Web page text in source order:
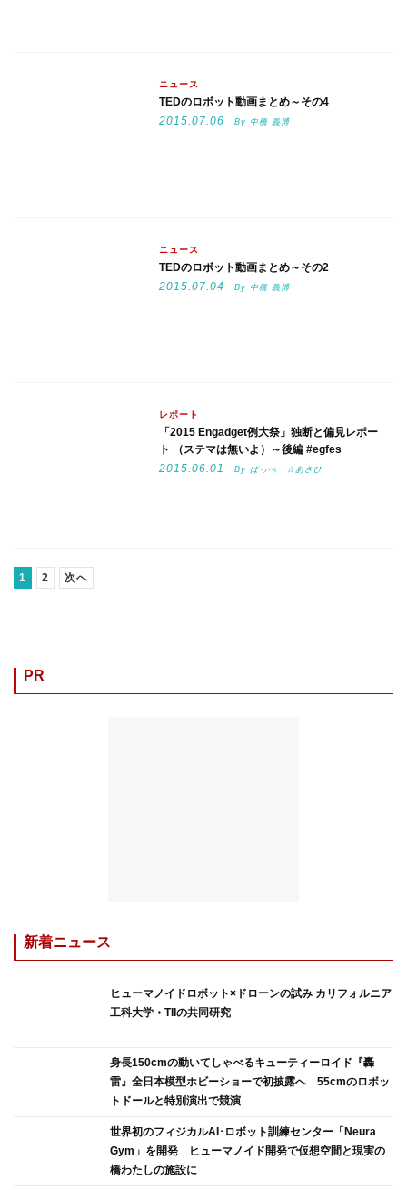
ニュース
TEDのロボット動画まとめ～その4
2015.07.06
By 中橋 義博
ニュース
TEDのロボット動画まとめ～その2
2015.07.04
By 中橋 義博
レポート
「2015 Engadget例大祭」独断と偏見レポー
ト （ステマは無いよ）～後編 #egfes
2015.06.01
By ぱっぺー☆あさひ
1 2 次へ
PR
新着ニュース
ヒューマノイドロボット×ドローンの試み カリフォルニア
工科大学・TIIの共同研究
身長150cmの動いてしゃべるキューティーロイド『轟
雷』全日本模型ホビーショーで初披露へ 55cmのロボッ
トドールと特別演出で競演
世界初のフィジカルAI･ロボット訓練センター「Neura
Gym」を開発 ヒューマノイド開発で仮想空間と現実の
橋わたしの施設に